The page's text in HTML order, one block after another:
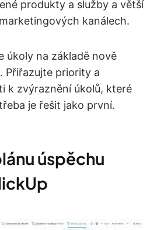
produkty a služby a větší
kanálech.
úkoly na základě nově
Přiřazujte priority a
k zvýraznění úkolů, které
je řešit jako první.
úspěchu